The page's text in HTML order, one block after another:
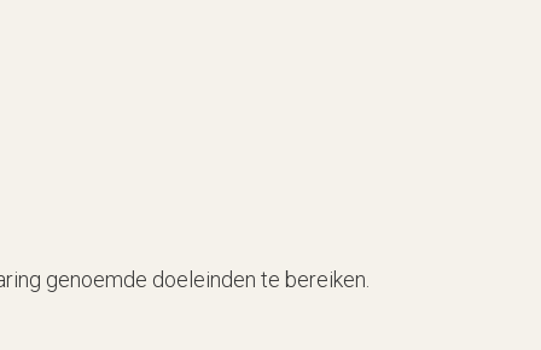
genoemde doeleinden te bereiken.